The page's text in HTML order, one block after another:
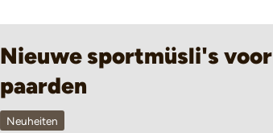
Nieuwe sportmüsli's voor
paarden
Neuheiten